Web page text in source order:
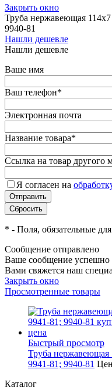
Закрыть окно
Труба нержавеющая
9940-81
Нашли дешевле
Нашли дешевле
Ваше имя
Ваш телефон*
Электронная почта
Название товара*
Ссылка на товар другого
Я согласен на
* - Поля, обязательные
Сообщение отправлено
Ваше сообщение успешно
Вами свяжется наш
Закрыть окно
Просмотренные товары
Быстрый просмотр
Труба
9941-81; 9940-81
Каталог